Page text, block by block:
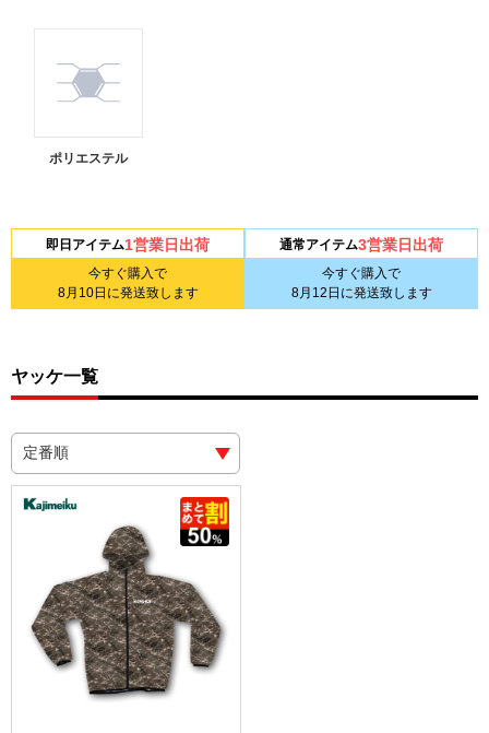
ポリエステル
即日アイテム1営業日出荷
今すぐ購入で
8月10日 に発送致します
通常アイテム3営業日出荷
今すぐ購入で
8月12日 に発送致します
ヤッケ一覧